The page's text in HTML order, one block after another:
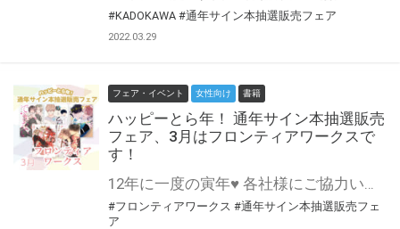
#KADOKAWA #通年サイン本抽選販売フェア
2022.03.29
フェア・イベント 女性向け 書籍
ハッピーとら年！ 通年サイン本抽選販売
フェア、3月はフロンティアワークスで
す！
#フロンティアワークス #通年サイン本抽選販売フェ
ア